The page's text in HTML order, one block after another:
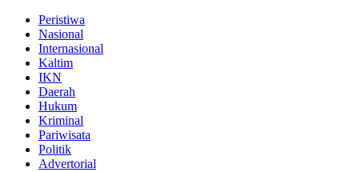
Peristiwa
Nasional
Internasional
Kaltim
IKN
Daerah
Hukum
Kriminal
Pariwisata
Politik
Advertorial